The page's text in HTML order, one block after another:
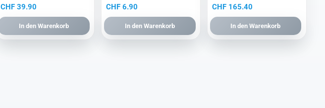
CHF39.90
In den Warenkorb
CHF 6.90
In den Warenkorb
CHF165.40
In den Warenkorb